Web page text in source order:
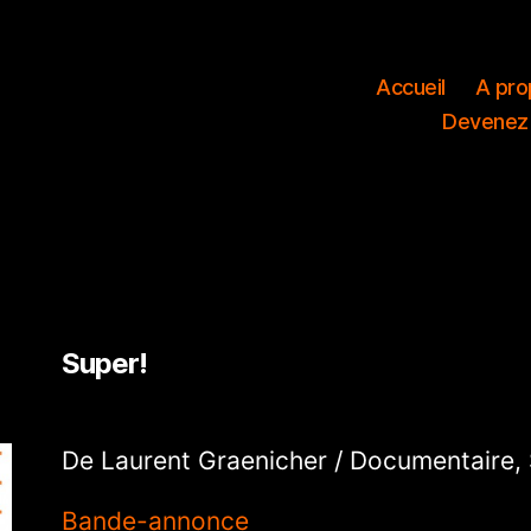
Accueil
A
Super!
De Laurent Graenicher /
Bande-annonce